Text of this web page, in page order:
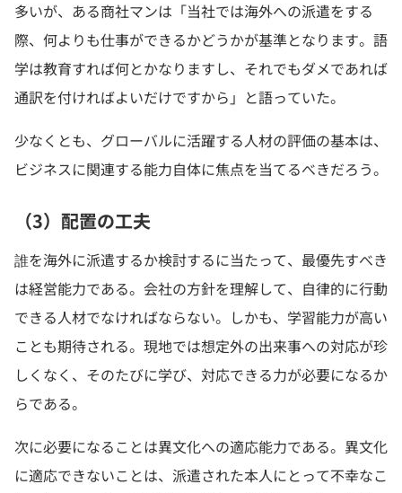
多いが、ある商社マンは「当社では海外への派遣をする
際、何よりも仕事ができるかどうかが基準となります。語
学は教育すれば何とかなりますし、それでもダメであれば
通訳を付ければよいだけですから」と語っていた。
少なくとも、グローバルに活躍する人材の評価の基本は、
ビジネスに関連する能力自体に焦点を当てるべきだろう。
（3）配置の工夫
誰を海外に派遣するか検討するに当たって、最優先すべき
は経営能力である。会社の方針を理解して、自律的に行動
できる人材でなければならない。しかも、学習能力が高い
ことも期待される。現地では想定外の出来事への対応が珍
しくなく、そのたびに学び、対応できる力が必要になるか
らである。
次に必要になることは異文化への適応能力である。異文化
に適応できないことは、派遣された本人にとって不幸なこ